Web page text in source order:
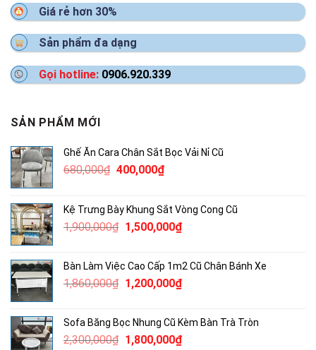
Giá rẻ hơn 30%
Sản phẩm đa dạng
Gọi hotline: 0906.920.339
SẢN PHẨM MỚI
Ghế Ăn Cara Chân Sắt Bọc Vải Nỉ Cũ
680,000₫ Giá
680,000₫.
400,000₫Giá
là:
400,000₫.
Kệ Trưng Bày Khung Sắt Vòng Cong Cũ
1,900,000₫ Giá
1,900,000₫.
1,500,000₫Giá
là:
1,500,000₫.
Bàn Làm Việc Cao Cấp 1m2 Cũ Chân Bánh Xe
1,860,000₫ Giá
1,860,000₫.
1,200,000₫Giá
là:
1,200,000₫.
Sofa Băng Bọc Nhung Cũ Kèm Bàn Trà Tròn
2,300,000₫ Giá
1,800,000₫Giá